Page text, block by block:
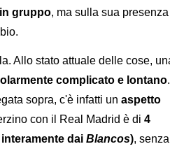
gruppo, ma sulla sua presenza
Allo stato attuale delle cose,
complicato e lontano.
sopra, c'è infatti un aspetto
con il Real Madrid è di 4
dai Blancos), senza